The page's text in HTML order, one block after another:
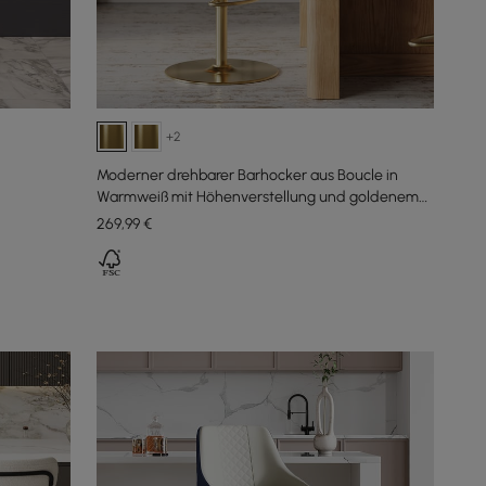
+2
Moderner drehbarer Barhocker aus Boucle in
Warmweiß mit Höhenverstellung und goldenem
Fuß, 1er-Set
269,99€